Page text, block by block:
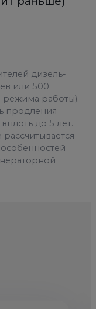
дизель-
или 500
режима работы).
продления
до 5 лет.